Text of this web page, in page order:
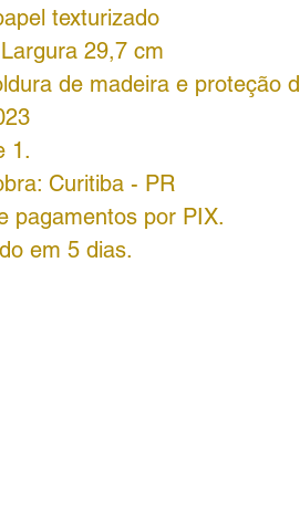
texturizado
29,7 cm
de madeira e proteção
1.
Curitiba - PR
pagamentos por PIX.
em 5 dias.